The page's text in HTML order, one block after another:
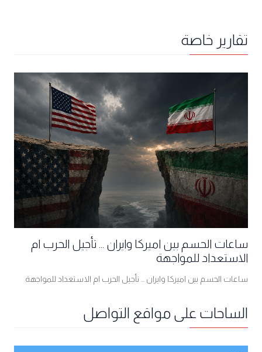
تقارير خاصة
ساعات الحسم بين اميركا وايران ... تأجيل الحرب ام
الاستعداد للمواجهة
ساعات الحسم بين اميركا وايران ... تأجيل الحرب ام الاستعداد للمواجهة
الساحات على مواقع التواصل